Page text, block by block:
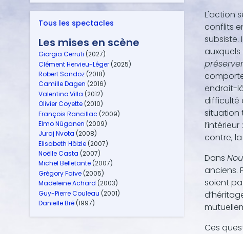
L'action
conflits
subsiste.
endroit-
difficulté
situation
contre,
Dans
anciens.
soient
Ces
Tous les spectacles
Les mises en scène
Giorgia Cerruti (2027)
Clément Hervieu-Léger (2025)
Robert Sandoz (2018)
Camille Dagen (2016)
Valentino Villa (2012)
Olivier Coyette (2010)
François Rancillac (2009)
Elmo Nüganen (2009)
Juraj Nvota (2008)
Elisabeth Hölzle (2007)
Noëlle Casta (2007)
Michel Belletante (2007)
Grégory Faive (2005)
Madeleine Achard (2003)
Guy-Pierre Couleau (2001)
Danielle Bré (1997)